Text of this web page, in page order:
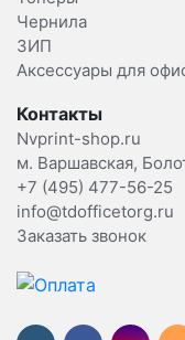
Чернила
ЗИП
Аксессуары для
Контакты
Nvprint-shop.ru
м. Варшавская,
+7 (495) 477-56-25
info@tdofficetorg.ru
Заказать звонок